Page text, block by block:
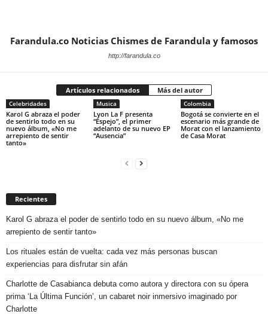
Farandula.co Noticias Chismes de Farandula y famosos
http://farandula.co
Artículos relacionados Más del autor
Celebridades
Karol G abraza el poder
de sentirlo todo en su
nuevo álbum, «No me
arrepiento de sentir
tanto»
Musica
Lyon La F presenta
“Espejo”, el primer
adelanto de su nuevo EP
“Ausencia”
Colombia
Bogotá se convierte en el
escenario más grande de
Morat con el lanzamiento
de Casa Morat
Recientes
Karol G abraza el poder de sentirlo todo en su nuevo álbum, «No me
arrepiento de sentir tanto»
Los rituales están de vuelta: cada vez más personas buscan
experiencias para disfrutar sin afán
Charlotte de Casabianca debuta como autora y directora con su ópera
prima ‘La Última Función’, un cabaret noir inmersivo imaginado por
Charlotte